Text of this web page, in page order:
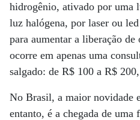
hidrogênio, ativado por uma
luz halógena, por laser ou
para aumentar a liberação
ocorre em apenas uma
salgado: de R$ 100 a R$
No Brasil, a maior novidade
entanto, é a chegada de uma